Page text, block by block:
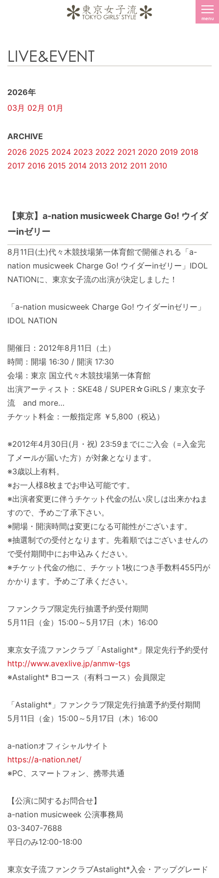
menu
LIVE&EVENT
2026年
03月 02月 01月
ARCHIVE
2026 2025 2024 2023 2022 2021 2020 2019 2018
2017 2016 2015 2014 2013 2012 2011 2010
【東京】a-nation musicweek Charge Go! ウイダ
ーinゼリー
8月11日(土)代々木競技場第一体育館で開催される「a-
nation musicweek Charge Go! ウイダーinゼリー」IDOL
NATIONに、東京女子流の出演が決定しました！
「a-nation musicweek Charge Go! ウイダーinゼリー」
IDOL NATION
開催日：2012年8月11日（土）
時間：開場 16:30 / 開演 17:30
会場：東京 国立代々木競技場第一体育館
出演アーティスト：SKE48 / SUPER☆GiRLS / 東京女子
流 and more…
チケット料金：一般指定席 ￥5,800（税込）
※2012年4月30日(月・祝) 23:59までにご入会（=入金完
了メールが届いた方）が対象となります。
※3歳以上有料。
※お一人様8枚までお申込可能です。
※出演者変更に伴うチケット代金の払い戻しは出来かねま
すので、予めご了承下さい。
※開場・開演時間は変更になる可能性がございます。
※抽選制での受付となります。先着順ではございませんの
で受付期間中にお申込みください。
※チケット代金の他に、チケット1枚につき手数料455円が
かかります。予めご了承ください。
ファンクラブ限定先行抽選予約受付期間
5月11日（金）15:00～5月17日（木）16:00
東京女子流ファンクラブ「Astalight*」限定先行予約受付
http://www.avexlive.jp/anmw-tgs
※Astalight* Bコース（有料コース）会員限定
「Astalight*」ファンクラブ限定先行抽選予約受付期間
5月11日（金）15:00～5月17日（木）16:00
a-nationオフィシャルサイト
https://a-nation.net/
※PC、スマートフォン、携帯共通
【公演に関するお問合せ】
a-nation musicweek 公演事務局
03-3407-7688
平日のみ12:00-18:00
東京女子流ファンクラブAstalight*入会・アップグレード